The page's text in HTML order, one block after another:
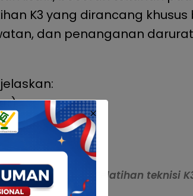
K3 yang dirancang khusus
dan penanganan
Pelatihan teknisi